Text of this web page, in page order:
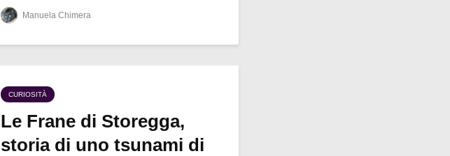
Manuela Chimera
CURIOSITÀ
Le Frane di Storegga,
storia di uno tsunami di